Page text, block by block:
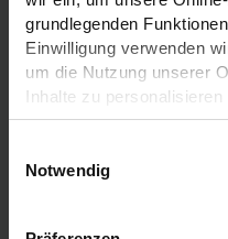
grundlegenden
Einwilligung verwenden
um die Nutzung unserer
Inhalte zu
Funktionen sozialer
Dabei können
System genannten
Notwendig
Ich berate Sie gerne
Fragen.